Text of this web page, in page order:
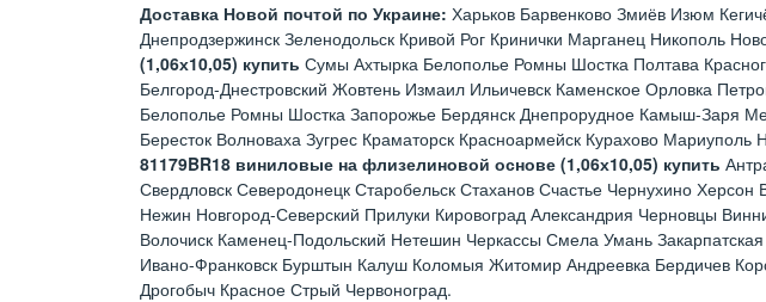
Доставка Новой почтой по Украине: Харьков Барвенково Змиёв Изюм
Днепродзержинск Зеленодольск Кривой Рог Кринички Марганец Никополь
(1,06х10,05) купить Сумы Ахтырка Белополье Ромны Шостка Полтава
Белгород-Днестровский Жовтень Измаил Ильичевск Каменское Орловка
Белополье Ромны Шостка Запорожье Бердянск Днепрорудное Камыш-Заря
Бересток Волноваха Зугрес Краматорск Красноармейск Курахово
81179BR18 виниловые на флизелиновой основе (1,06х10,05) купить
Свердловск Северодонецк Старобельск Стаханов Счастье Чернухино
Нежин Новгород-Северский Прилуки Кировоград Александрия Черновцы
Волочиск Каменец-Подольский Нетешин Черкассы Смела Умань
Ивано-Франковск Бурштын Калуш Коломыя Житомир Андреевка Бердичев
Дрогобыч Красное Стрый Червоноград.